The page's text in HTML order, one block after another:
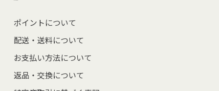
ポイントについて
配送・送料について
お支払い方法について
返品・交換について